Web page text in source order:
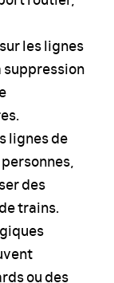
les lignes
suppression
lignes de
des
trains.
ou des